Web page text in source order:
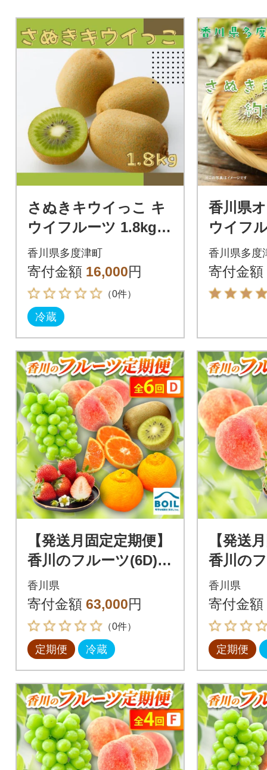
さぬきキウイっこ キ
ウイフルーツ 1.8kg
【先行受付中!令和8年
11月中旬頃より】【A
-114】
香川県多度津町
寄付金額 16,000円
（0件）
冷蔵
香川県
ウイフ
きキウ
kg【A-
香川県多度
寄付金額
【発送月固定定期便】
香川のフルーツ(6D)全
6回
香川県
寄付金額 63,000円
（0件）
定期便 冷蔵
【発送
香川の
3回
香川県
寄付金額
定期便